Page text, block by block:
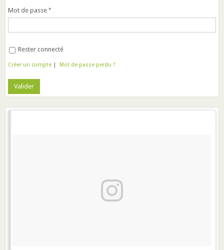
Mot de passe
Rester connecté
Créer un compte Mot de passe perdu ?